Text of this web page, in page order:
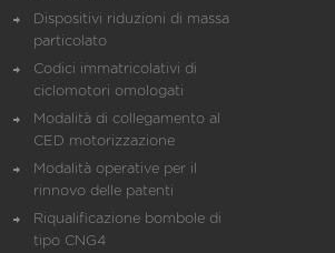
Dispositivi riduzioni di massa
particolato
Codici immatricolativi di
ciclomotori omologati
Modalità di collegamento al
CED motorizzazione
Modalità operative per il
rinnovo delle patenti
Riqualificazione bombole di
tipo CNG4